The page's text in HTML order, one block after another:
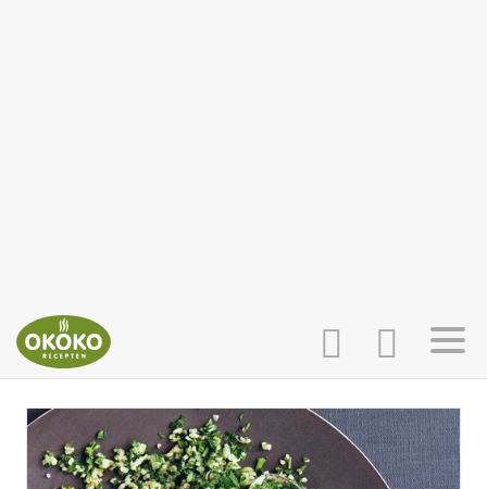
INLOGGEN
HOME